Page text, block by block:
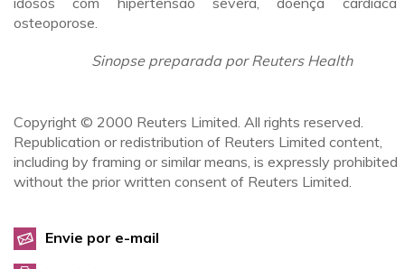
osteoporose.
Sinopse preparada por Reuters Health
Copyright © 2000 Reuters Limited. All rights reserved.
Republication or redistribution of Reuters Limited content,
including by framing or similar means, is expressly prohibited
without the prior written consent of Reuters Limited.
Envie por e-mail